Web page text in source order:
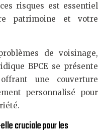
risques est essentiel
patrimoine et votre
de voisinage,
BPCE se présente
une couverture
personnalisé pour
cruciale pour les